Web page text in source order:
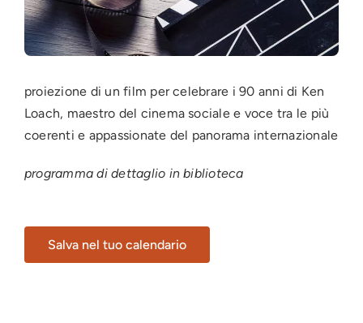
proiezione di un film per celebrare i 90 anni di Ken
Loach, maestro del cinema sociale e voce tra le più
coerenti e appassionate del panorama internazionale
programma di dettaglio in biblioteca
Salva nel tuo calendario